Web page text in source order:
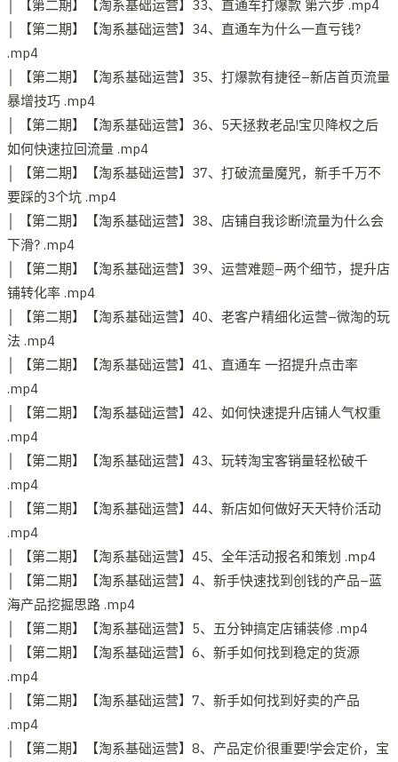
│ 【第二期】【淘系基础运营】33、直通车打爆款 第六步 .mp4
│ 【第二期】【淘系基础运营】34、直通车为什么一直亏钱?
.mp4
│ 【第二期】【淘系基础运营】35、打爆款有捷径–新店首页流量
暴增技巧 .mp4
│ 【第二期】【淘系基础运营】36、5天拯救老品!宝贝降权之后
如何快速拉回流量 .mp4
│ 【第二期】【淘系基础运营】37、打破流量魔咒，新手千万不
要踩的3个坑 .mp4
│ 【第二期】【淘系基础运营】38、店铺自我诊断!流量为什么会
下滑? .mp4
│ 【第二期】【淘系基础运营】39、运营难题–两个细节，提升店
铺转化率 .mp4
│ 【第二期】【淘系基础运营】40、老客户精细化运营–微淘的玩
法 .mp4
│ 【第二期】【淘系基础运营】41、直通车 一招提升点击率
.mp4
│ 【第二期】【淘系基础运营】42、如何快速提升店铺人气权重
.mp4
│ 【第二期】【淘系基础运营】43、玩转淘宝客销量轻松破千
.mp4
│ 【第二期】【淘系基础运营】44、新店如何做好天天特价活动
.mp4
│ 【第二期】【淘系基础运营】45、全年活动报名和策划 .mp4
│ 【第二期】【淘系基础运营】4、新手快速找到创钱的产品–蓝
海产品挖掘思路 .mp4
│ 【第二期】【淘系基础运营】5、五分钟搞定店铺装修 .mp4
│ 【第二期】【淘系基础运营】6、新手如何找到稳定的货源
.mp4
│ 【第二期】【淘系基础运营】7、新手如何找到好卖的产品
.mp4
│ 【第二期】【淘系基础运营】8、产品定价很重要!学会定价，宝